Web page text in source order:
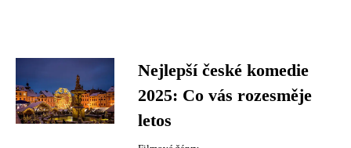
Nejlepší české komedie
2025: Co vás rozesměje
letos